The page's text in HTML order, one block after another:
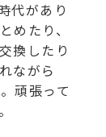
代があり
めたり、
換したり
ながら
頑張って